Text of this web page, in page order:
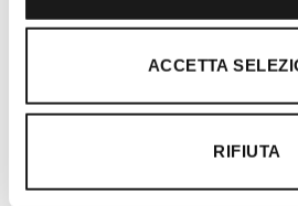
ACCETTA
RIFIUTA
Oltre 30 anni di
Nato nel 1990 con il
per amanti dell’outdoor a
Lazio. Da sempre